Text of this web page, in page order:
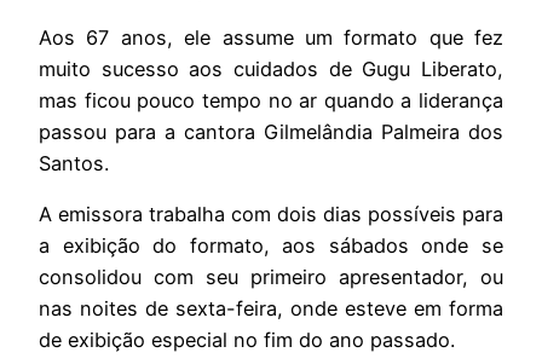
Aos 67 anos, ele assume um formato que fez
muito sucesso aos cuidados de Gugu Liberato,
mas ficou pouco tempo no ar quando a liderança
passou para a cantora Gilmelândia Palmeira dos
Santos.
A emissora trabalha com dois dias possíveis para
a exibição do formato, aos sábados onde se
consolidou com seu primeiro apresentador, ou
nas noites de sexta-feira, onde esteve em forma
de exibição especial no fim do ano passado.